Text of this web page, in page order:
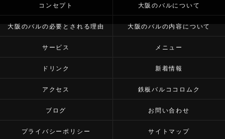
コンセプト 大阪のバルについて
大阪のバルの必要とされる理由 大阪のバルの内容について
サービス メニュー
ドリンク 新着情報
アクセス 鉄板バルココロムク
ブログ お問い合わせ
プライバシーポリシー サイトマップ